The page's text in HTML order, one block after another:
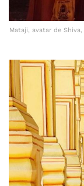
Mataji, avatar de